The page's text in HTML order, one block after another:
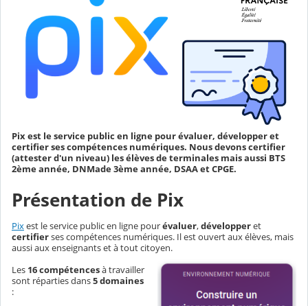
Pix est le service public en ligne pour évaluer, développer et
certifier ses compétences numériques. Nous devons certifier
(attester d'un niveau) les élèves de terminales mais aussi BTS
2ème année, DNMade 3ème année, DSAA et CPGE.
Présentation de Pix
Pixest le service public en ligne pourévaluer,développeret
certifierses compétences numériques. Il est ouvert aux élèves, mais
aussi aux enseignants et à tout citoyen.
Les 16 compétencesà travailler
sont réparties dans5 domaines
: